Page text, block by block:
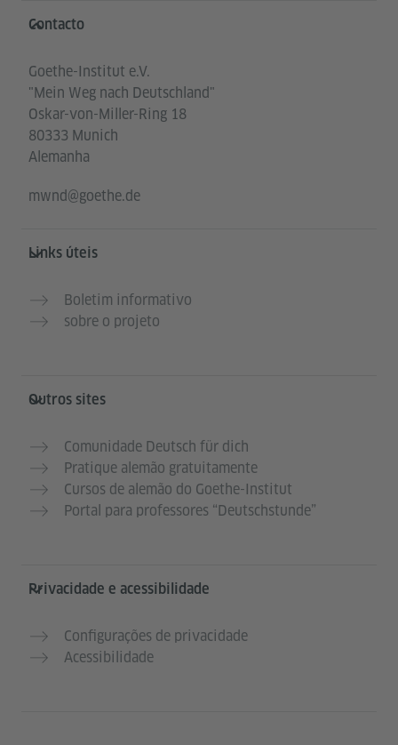
Service- und Informationsbereich
Contacto
Goethe-Institut e.V.
"Mein Weg nach Deutschland"
Oskar-von-Miller-Ring 18
80333 Munich
Alemanha
mwnd@goethe.de
Links úteis
Boletim informativo
sobre o projeto
Outros sites
Comunidade Deutsch für dich
Pratique alemão gratuitamente
Cursos de alemão do Goethe-Institut
Portal para professores “Deutschstunde”
Privacidade e acessibilidade
Configurações de privacidade
Acessibilidade